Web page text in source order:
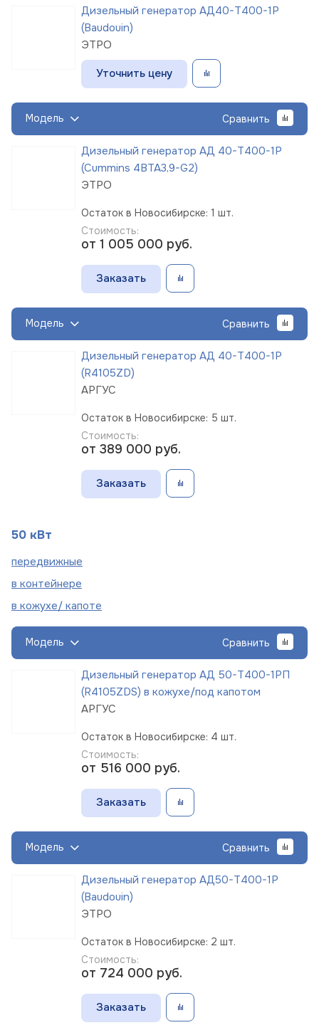
Дизельный генератор АД40-Т400-1Р
(Baudouin)
ЭТРО
Уточнить цену
Модель Сравнить
Дизельный генератор АД 40-Т400-1Р
(Cummins 4BTA3,9-G2)
ЭТРО
Остаток в Новосибирске: 1 шт.
Стоимость:
от 1 005 000 руб.
Заказать
Модель Сравнить
Дизельный генератор АД 40-Т400-1Р
(R4105ZD)
АРГУС
Остаток в Новосибирске: 5 шт.
Стоимость:
от 389 000 руб.
Заказать
50 кВт
передвижные
в контейнере
в кожухе/ капоте
Модель Сравнить
Дизельный генератор АД 50-Т400-1РП
(R4105ZDS) в кожухе/под капотом
АРГУС
Остаток в Новосибирске: 4 шт.
Стоимость:
от 516 000 руб.
Заказать
Модель Сравнить
Дизельный генератор АД50-Т400-1Р
(Baudouin)
ЭТРО
Остаток в Новосибирске: 2 шт.
Стоимость:
от 724 000 руб.
Заказать